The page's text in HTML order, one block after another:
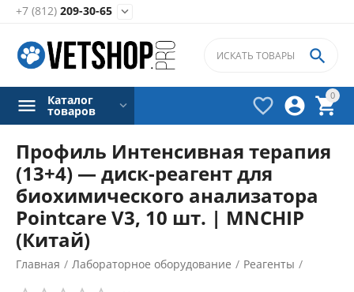
+7 (812) 209-30-65 
0




Каталог
товаров
Профиль Интенсивная терапия
(13+4) — диск-реагент для
биохимического анализатора
Pointcare V3, 10 шт. | MNCHIP
(Китай)
Главная / Лабораторное оборудование / Реагенты /